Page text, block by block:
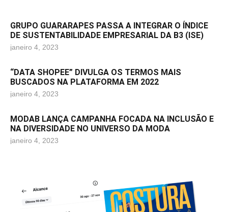
GRUPO GUARARAPES PASSA A INTEGRAR O ÍNDICE
DE SUSTENTABILIDADE EMPRESARIAL DA B3 (ISE)
janeiro 4, 2023
“DATA SHOPEE” DIVULGA OS TERMOS MAIS
BUSCADOS NA PLATAFORMA EM 2022
janeiro 4, 2023
MODAB LANÇA CAMPANHA FOCADA NA INCLUSÃO E
NA DIVERSIDADE NO UNIVERSO DA MODA
janeiro 4, 2023